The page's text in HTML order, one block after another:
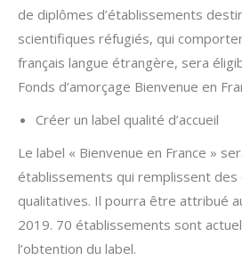
de diplômes d’établissements
scientifiques réfugiés, qui
français langue étrangère, sera
Fonds d’amorçage Bienvenue en
Créer un label qualité d’accueil
Le label « Bienvenue en France »
établissements qui remplissent des
qualitatives. Il pourra être attribué
2019. 70 établissements sont
l’obtention du label.